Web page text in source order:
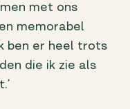
met ons
memorabel
ben er heel trots
die ik zie als